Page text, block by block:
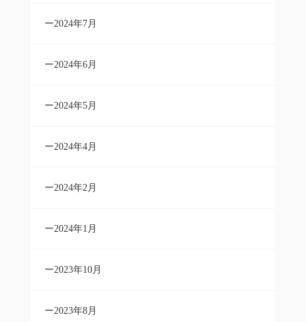
2024年7月
2024年6月
2024年5月
2024年4月
2024年2月
2024年1月
2023年10月
2023年8月